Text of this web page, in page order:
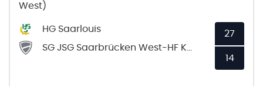
West)
HG Saarlouis
27
14